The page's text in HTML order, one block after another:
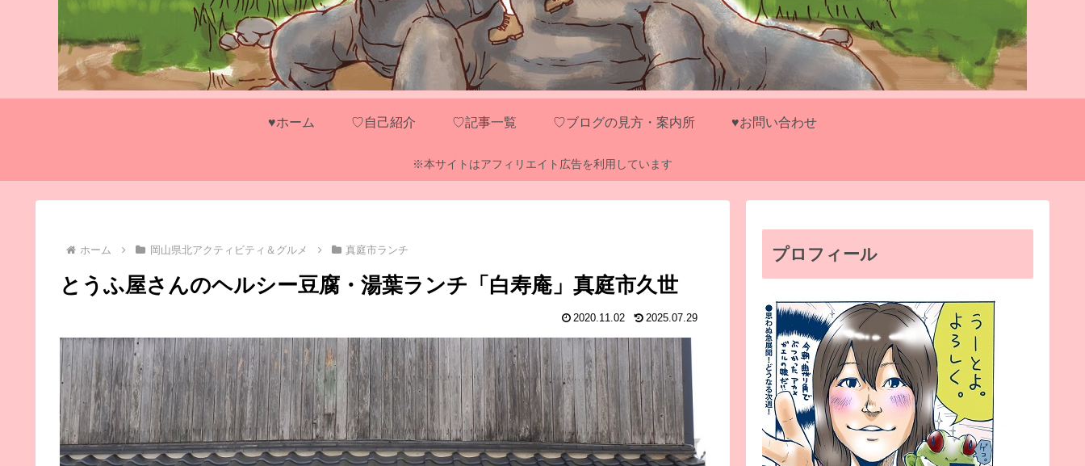
♥ホーム ♡自己紹介 ♡記事一覧 ♡ブログの見方・案内所 ♥お問い合わせ
※本サイトはアフィリエイト広告を利用しています
ホーム 岡山県北アクティビティ＆グルメ 真庭市ランチ
とうふ屋さんのヘルシー豆腐・湯葉ランチ「白寿庵」真庭市久世
2020.11.02 2025.07.29
プロフィール